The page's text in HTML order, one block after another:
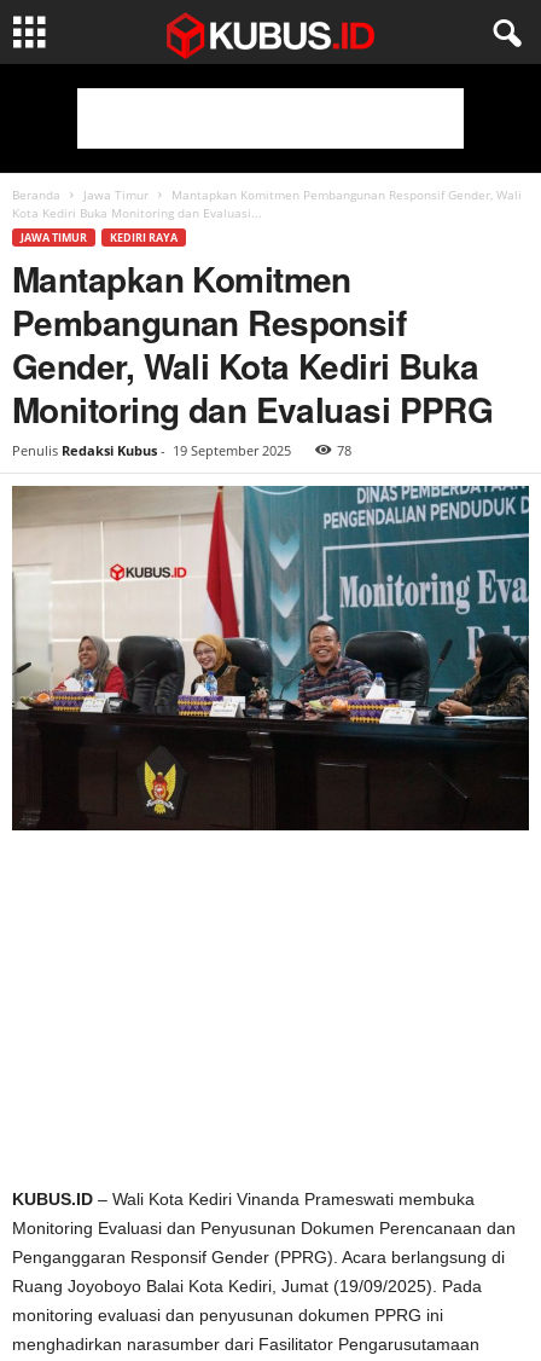
Beranda Jawa Timur
Mantapkan Komitmen Pembangunan Responsif Gender, Wali
Kota Kediri Buka Monitoring dan Evaluasi...
JAWA TIMUR KEDIRI RAYA
Mantapkan Komitmen
Pembangunan Responsif
Gender, Wali Kota Kediri Buka
Monitoring dan Evaluasi PPRG
Penulis Redaksi Kubus - 19 September 2025 78
KUBUS.ID – Wali Kota Kediri Vinanda Prameswati membuka
Monitoring Evaluasi dan Penyusunan Dokumen Perencanaan dan
Penganggaran Responsif Gender (PPRG). Acara berlangsung di
Ruang Joyoboyo Balai Kota Kediri, Jumat (19/09/2025). Pada
monitoring evaluasi dan penyusunan dokumen PPRG ini
menghadirkan narasumber dari Fasilitator Pengarusutamaan